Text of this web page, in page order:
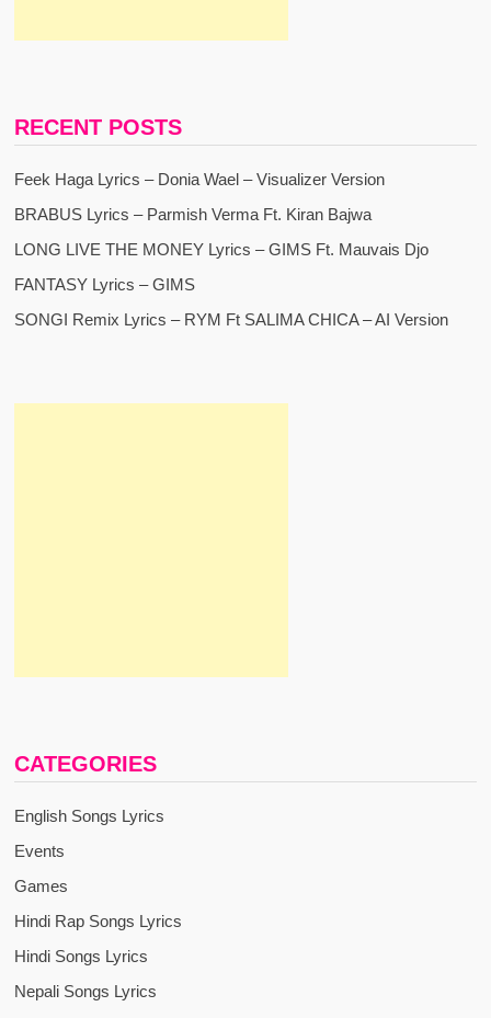
RECENT POSTS
Feek Haga Lyrics – Donia Wael – Visualizer Version
BRABUS Lyrics – Parmish Verma Ft. Kiran Bajwa
LONG LIVE THE MONEY Lyrics – GIMS Ft. Mauvais Djo
FANTASY Lyrics – GIMS
SONGI Remix Lyrics – RYM Ft SALIMA CHICA – AI Version
CATEGORIES
English Songs Lyrics
Events
Games
Hindi Rap Songs Lyrics
Hindi Songs Lyrics
Nepali Songs Lyrics